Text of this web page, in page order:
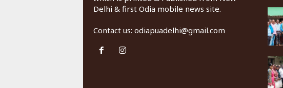
Delhi & first Odia mobile news site.
Contact us: odiapuadelhi@gmail.com